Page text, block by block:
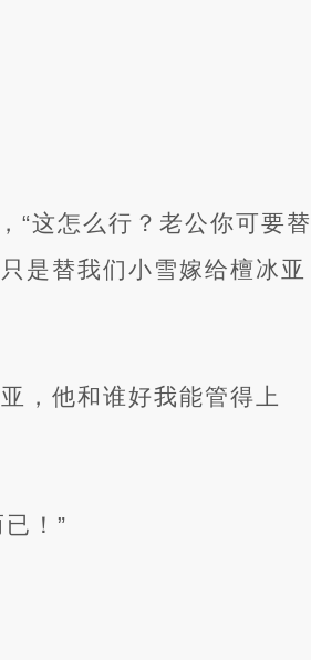
“这怎么行？老公你可要替
是替我们小雪嫁给檀冰亚
，他和谁好我能管得上
！”